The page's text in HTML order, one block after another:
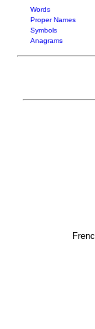
Words
Proper Names
Symbols
Anagrams